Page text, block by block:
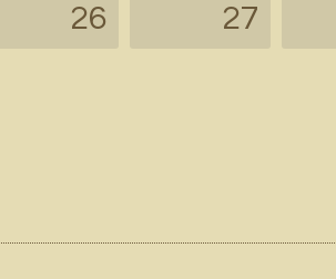
26 27